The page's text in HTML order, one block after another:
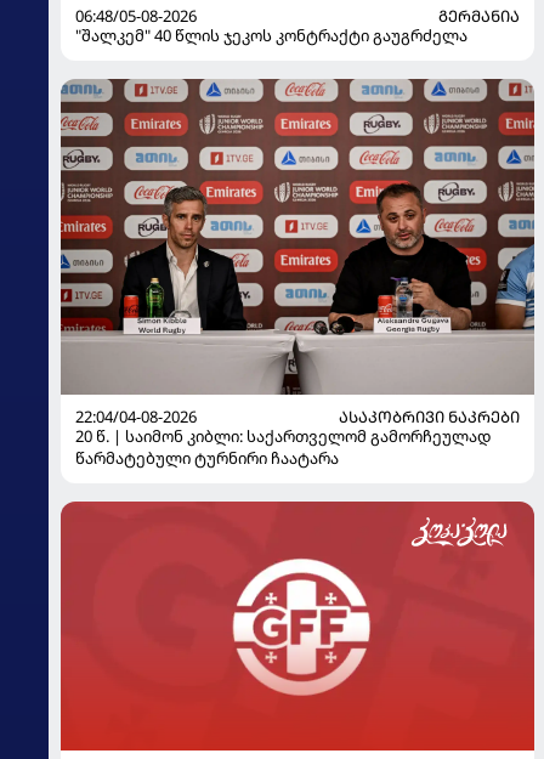
06:48/05-08-2026
ᲒᲔᲠᲛᲐᲜᲘᲐ
"შალკემ" 40 წლის ჯეკოს კონტრაქტი გაუგრძელა
22:04/04-08-2026
ᲐᲡᲐᲙᲝᲑᲠᲘᲕᲘ ᲜᲐᲙᲠᲔᲑᲘ
20 წ. | საიმონ კიბლი: საქართველომ გამორჩეულად
წარმატებული ტურნირი ჩაატარა